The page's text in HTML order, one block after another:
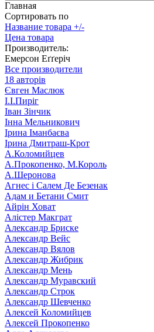
Главная
Сортировать по
Название товара +/-
Цена товара
Производитель:
Емерсон Еґґеріч
Все производители
18 авторів
Євген Маслюк
І.І.Пиріг
Іван Зінчик
Інна Мельникович
Ірина Іманбаєва
Ірина Дмитраш-Крот
А.Коломийцев
А.Прокопенко, М.Король
А.Шеронова
Агнес і Салем Де Безенак
Адам и Бетани Смит
Айрін Ховат
Алістер Макграт
Александр Бриске
Александр Вейс
Александр Вялов
Александр Жибрик
Александр Мень
Александр Муравский
Александр Строк
Александр Шевченко
Алексей Коломийцев
Алексей Прокопенко